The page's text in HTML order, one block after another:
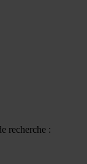
recherche :